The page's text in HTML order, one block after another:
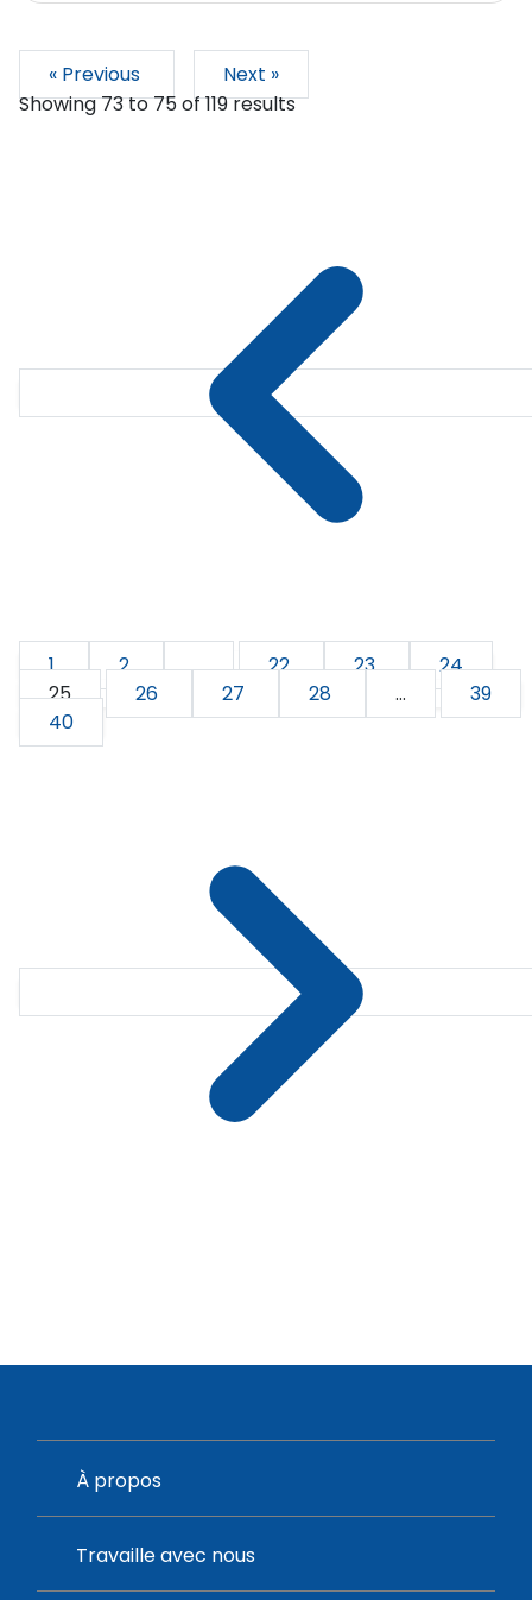
« Previous
Next »
Showing73to75of119results
1 2 ... 22 23
24
25
26 27 28 ...
39
40
À propos
Travaille avec nous